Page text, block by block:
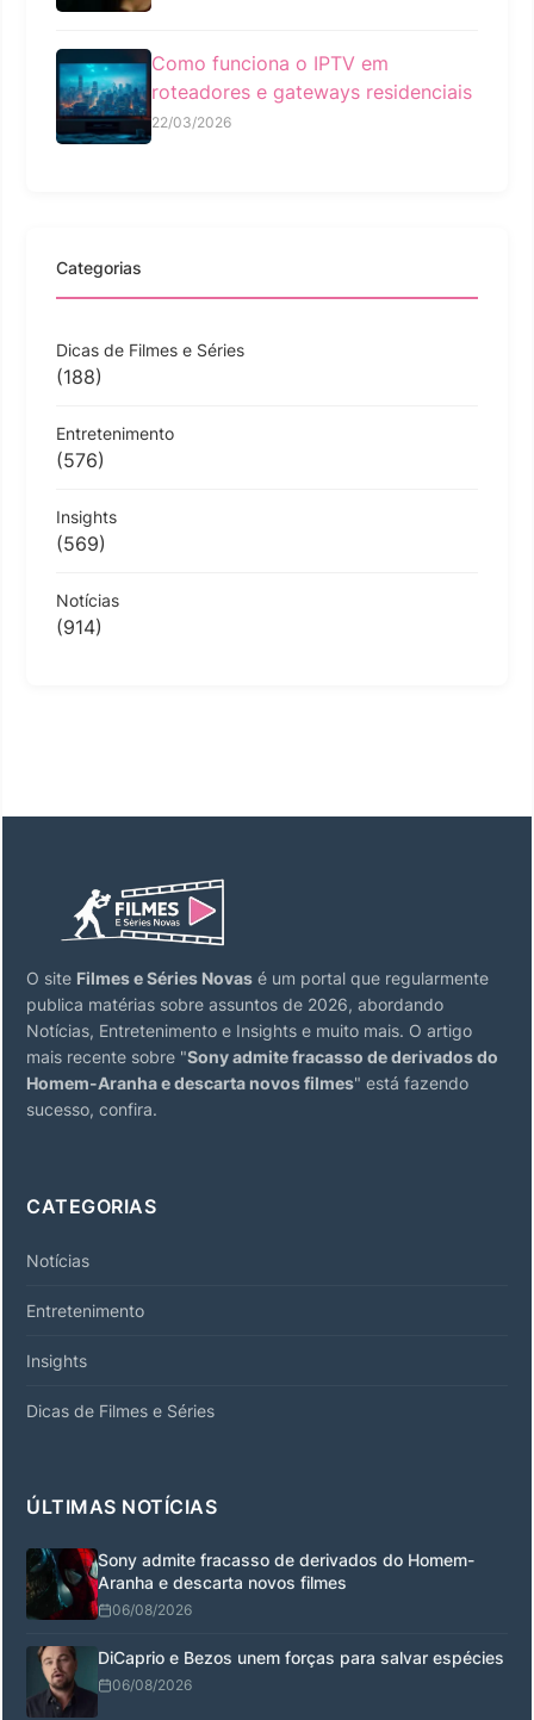
Como funciona o IPTV em
roteadores e gateways residenciais
22/03/2026
Categorias
Dicas de Filmes e Séries
(188)
Entretenimento
(576)
Insights
(569)
Notícias
(914)
O site Filmes e Séries Novas é um portal que regularmente
publica matérias sobre assuntos de 2026, abordando
Notícias, Entretenimento e Insights e muito mais. O artigo
mais recente sobre "Sony admite fracasso de derivados do
Homem-Aranha e descarta novos filmes" está fazendo
sucesso, confira.
CATEGORIAS
Notícias
Entretenimento
Insights
Dicas de Filmes e Séries
ÚLTIMAS NOTÍCIAS
Sony admite fracasso de derivados do Homem-
Aranha e descarta novos filmes
06/08/2026
DiCaprio e Bezos unem forças para salvar espécies
06/08/2026